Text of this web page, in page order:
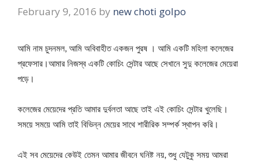
February 9, 2016 by new choti golpo
আমি নাম চুদনমল, আমি অবিবাহীত একজন পুরষ । আমি একটি মহিলা কলেজের
প্রফেসার।আমার নিজস্ব একটি কোচিং সেন্টার আছে সেখানে সুদু কলেজের মেয়েরা
পড়ে।
কলেজের মেয়েদের প্রতি আমার দুর্বলতা আছে তাই এই কোচিং সেন্টার খুলেছি।
সময়ে সময়ে আমি তাই বিভিন্ন মেয়ের সাথে শারীরিক সম্পর্ক স্থাপন করি।
এই সব মেয়েদের কেউই তেমন আমার জীবনে ঘনিষ্ট নয়, শুধু যেটুকু সময় আমরা